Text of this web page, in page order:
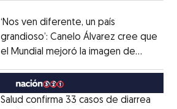
‘Nos ven diferente, un país
grandioso’: Canelo Álvarez cree que
el Mundial mejoró la imagen de
Salud confirma 33 casos de diarrea